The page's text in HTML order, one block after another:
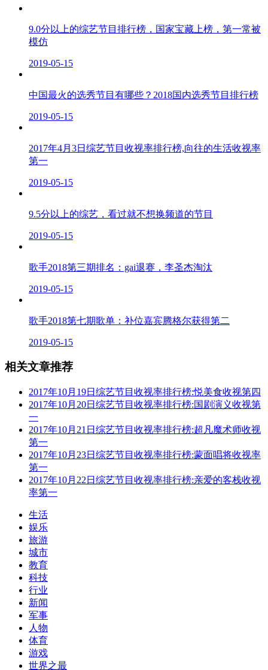
9.0分以上的综艺节目排行榜，国家宝藏上榜，第一常被
模仿
2019-05-15
中国最火的选秀节目有哪些？2018国内选秀节目排行榜
2019-05-15
2017年4月3日综艺节目收视率排行榜,向往的生活收视率
第一
2019-05-15
9.5分以上的综艺，看过就不想换频道的节目
2019-05-15
歌手2018第三期排名：gai退赛，李圣杰淘汰
2019-05-15
歌手2018第七期歌单：补位嘉宾腾格尔获得第二
2019-05-15
相关文章推荐
2017年10月19日综艺节目收视率排行榜:悦美食收视第四
2017年10月20日综艺节目收视率排行榜:国剧演义收视第
一
2017年10月21日综艺节目收视率排行榜:超凡魔术师收视
第一
2017年10月23日综艺节目收视率排行榜:蒙面唱将收视率
第一
2017年10月22日综艺节目收视率排行榜:亲爱的客栈收视
率第一
生活
娱乐
旅游
城市
教育
科技
行业
新闻
军事
人物
体育
游戏
世界之最